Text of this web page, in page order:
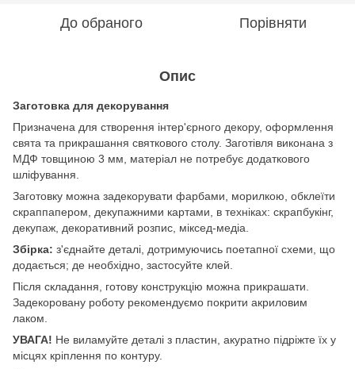
До обраного Порівняти
Опис
Заготовка для декорування
Призначена для створення інтер'єрного декору, оформлення
свята та прикрашання святкового столу. Заготівля виконана з
МДФ товщиною 3 мм, матеріал не потребує додаткового
шліфування.
Заготовку можна задекорувати фарбами, морилкою, обклеїти
скраппапером, декупажними картами, в техніках: скрапбукінг,
декупаж, декоративний розпис, міксед-медіа.
Збірка: з'єднайте деталі, дотримуючись поетапної схеми, що
додається; де необхідно, застосуйте клей.
Після складання, готову конструкцію можна прикрашати.
Задекоровану роботу рекомендуємо покрити акриловим
лаком.
УВАГА! Не виламуйте деталі з пластин, акуратно підріжте їх у
місцях кріплення по контуру.